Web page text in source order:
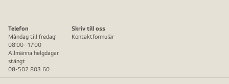
Telefon
Måndag till fredag:
08:00–17:00
Allmänna helgdagar
stängt
08-502 803 60
Skriv till oss
Kontaktformulär